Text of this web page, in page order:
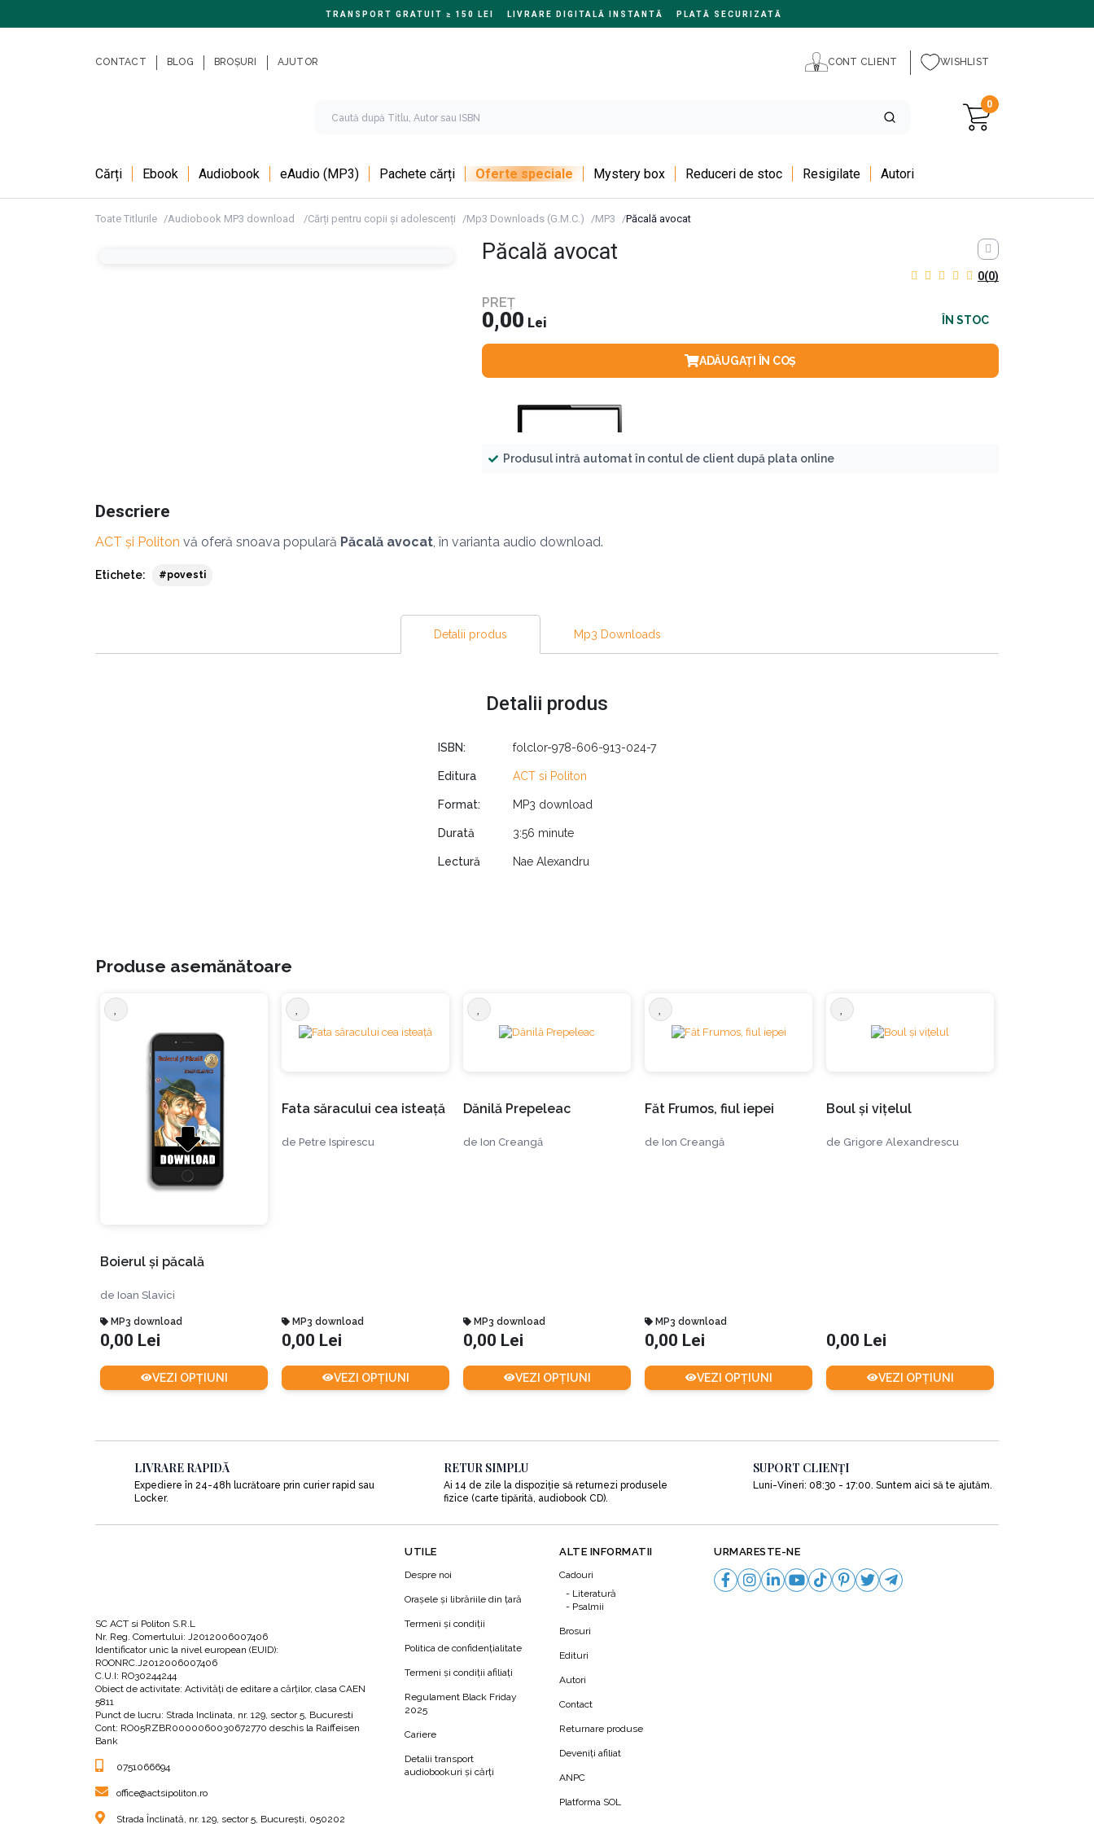
TRANSPORT GRATUIT ≥ 150 LEI LIVRARE DIGITALĂ INSTANTĂ PLATĂ SECURIZATĂ
CONTACT BLOG BROȘURI AJUTOR CONT CLIENT WISHLIST
0
Cărți Ebook Audiobook eAudio (MP3) Pachete cărți Oferte speciale Mystery box Reduceri de stoc Resigilate Autori
Toate Titlurile Audiobook MP3 download Cărți pentru copii și adolescenți Mp3 Downloads (G.M.C.) MP3 Păcală avocat
Păcală avocat
0(0)
PREȚ
0,00 Lei ÎN STOC
ADĂUGAȚI ÎN COȘ
Produsul intră automat în contul de client după plata online
Descriere
ACT și Politon vă oferă snoava populară Păcală avocat , în varianta audio download.
Etichete: #povesti
Detalii produs Mp3 Downloads
Detalii produs
ISBN: folclor-978-606-913-024-7
Editura ACT si Politon
Format: MP3 download
Durată 3:56 minute
Lectură Nae Alexandru
Produse asemănătoare
Boierul şi păcală
de Ioan Slavici
MP3 download
0,00 Lei
VEZI OPȚIUNI
Fata săracului cea isteaţă
de Petre Ispirescu
MP3 download
0,00 Lei
VEZI OPȚIUNI
Dănilă Prepeleac
de Ion Creangă
MP3 download
0,00 Lei
VEZI OPȚIUNI
Făt Frumos, fiul iepei
de Ion Creangă
MP3 download
0,00 Lei
VEZI OPȚIUNI
Boul şi viţelul
de Grigore Alexandrescu
0,00 Lei
VEZI OPȚIUNI
LIVRARE RAPIDĂ
Expediere în 24-48h lucrătoare prin curier rapid sau
Locker.
RETUR SIMPLU
Ai 14 de zile la dispoziție să returnezi produsele
fizice (carte tipărită, audiobook CD).
SUPORT CLIENȚI
Luni-Vineri: 08:30 - 17:00. Suntem aici să te ajutăm.
SC ACT si Politon S.R.L
Nr. Reg. Comertului: J2012006007406
Identificator unic la nivel european (EUID):
ROONRC.J2012006007406
C.U.I: RO30244244
Obiect de activitate: Activităţi de editare a cărţilor, clasa CAEN
5811
Punct de lucru: Strada Inclinata, nr. 129, sector 5, Bucuresti
Cont: RO05RZBR0000060030672770 deschis la Raiffeisen
Bank
0751066694
office@actsipoliton.ro
Strada Înclinată, nr. 129, sector 5, București, 050202
UTILE
Despre noi
Orașele și librăriile din țară
Termeni şi condiţii
Politica de confidenţialitate
Termeni şi condiţii afiliaţi
Regulament Black Friday
2025
Cariere
Detalii transport
audiobookuri şi cărţi
ALTE INFORMATII
Cadouri
Literatură
Psalmii
Brosuri
Edituri
Autori
Contact
Returnare produse
Deveniți afiliat
ANPC
Platforma SOL
URMARESTE-NE